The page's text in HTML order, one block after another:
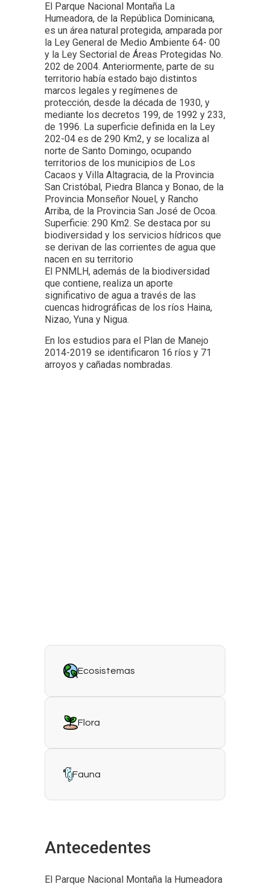
El Parque Nacional Montaña La
Humeadora, de la República Dominicana,
es un área natural protegida, amparada por
la Ley General de Medio Ambiente 64- 00
y la Ley Sectorial de Áreas Protegidas No.
202 de 2004. Anteriormente, parte de su
territorio había estado bajo distintos
marcos legales y regímenes de
protección, desde la década de 1930, y
mediante los decretos 199, de 1992 y 233,
de 1996. La superficie definida en la Ley
202-04 es de 290 Km2, y se localiza al
norte de Santo Domingo, ocupando
territorios de los municipios de Los
Cacaos y Villa Altagracia, de la Provincia
San Cristóbal, Piedra Blanca y Bonao, de la
Provincia Monseñor Nouel, y Rancho
Arriba, de la Provincia San José de Ocoa.
Superficie: 290 Km2. Se destaca por su
biodiversidad y los servicios hídricos que
se derivan de las corrientes de agua que
nacen en su territorio
El PNMLH, además de la biodiversidad
que contiene, realiza un aporte
significativo de agua a través de las
cuencas hidrográficas de los ríos Haina,
Nizao, Yuna y Nigua.
En los estudios para el Plan de Manejo
2014-2019 se identificaron 16 ríos y 71
arroyos y cañadas nombradas.
Ecosistemas
Flora
Fauna
Antecedentes
El Parque Nacional Montaña la Humeadora